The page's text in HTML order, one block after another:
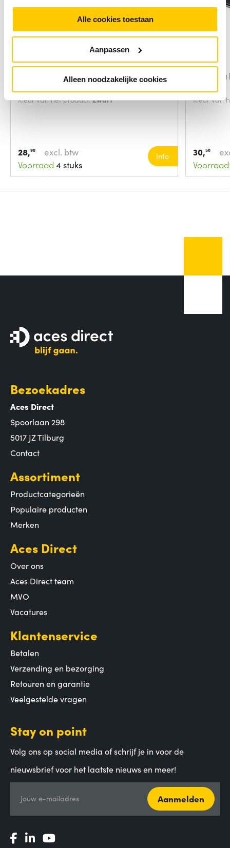
Alle cookies toestaan
Aanpassen
Alleen noodzakelijke cookies
Manhattan 152600 laptop dock &
Kleur van het product:Zwart
28,90
excl. btw
Voorraad 4 stuks
Info
Kleur van
30,50
Voorraad
Bezoekadres
Aces Direct
Spoorlaan 298
5017 JZ Tilburg
Contact
Assortiment
Productcategorieën
Populaire producten
Merken
Aces Direct
Over ons
Aces Direct team
MVO
Vacatures
Klantenservice
Betalen
Verzending en bezorging
Retouren en garantie
Veelgestelde vragen
Stay on point
Volg ons op social media of schrijf je in voor de
nieuwsbrief voor het laatste nieuws en meer!
Jouw e-mailadres Aanmelden